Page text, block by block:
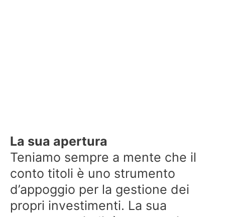
La sua apertura
Teniamo sempre a mente che il
conto titoli è uno strumento
d’appoggio per la gestione dei
propri investimenti. La sua